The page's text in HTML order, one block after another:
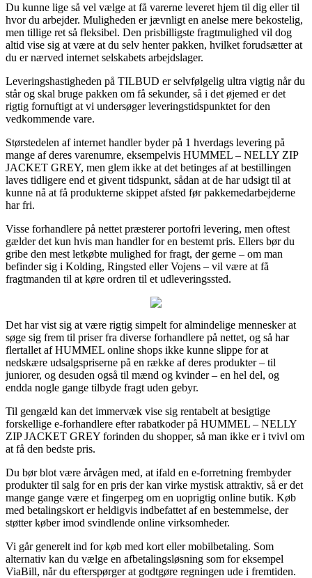
Du kunne lige så vel vælge at få varerne leveret hjem til dig eller til
hvor du arbejder. Muligheden er jævnligt en anelse mere bekostelig,
men tillige ret så fleksibel. Den prisbilligste fragtmulighed vil dog
altid vise sig at være at du selv henter pakken, hvilket forudsætter at
du er nærved internet selskabets arbejdslager.
Leveringshastigheden på TILBUD er selvfølgelig ultra vigtig når du
står og skal bruge pakken om få sekunder, så i det øjemed er det
rigtig fornuftigt at vi undersøger leveringstidspunktet for den
vedkommende vare.
Størstedelen af internet handler byder på 1 hverdags levering på
mange af deres varenumre, eksempelvis HUMMEL – NELLY ZIP
JACKET GREY, men glem ikke at det betinges af at bestillingen
laves tidligere end et givent tidspunkt, sådan at de har udsigt til at
kunne nå at få produkterne skippet afsted før pakkemedarbejderne
har fri.
Visse forhandlere på nettet præsterer portofri levering, men oftest
gælder det kun hvis man handler for en bestemt pris. Ellers bør du
gribe den mest letkøbte mulighed for fragt, der gerne – om man
befinder sig i Kolding, Ringsted eller Vojens – vil være at få
fragtmanden til at køre ordren til et udleveringssted.
Det har vist sig at være rigtig simpelt for almindelige mennesker at
søge sig frem til priser fra diverse forhandlere på nettet, og så har
flertallet af HUMMEL online shops ikke kunne slippe for at
nedskære udsalgspriserne på en række af deres produkter – til
juniorer, og desuden også til mænd og kvinder – en hel del, og
endda nogle gange tilbyde fragt uden gebyr.
Til gengæld kan det immervæk vise sig rentabelt at besigtige
forskellige e-forhandlere efter rabatkoder på HUMMEL – NELLY
ZIP JACKET GREY forinden du shopper, så man ikke er i tvivl om
at få den bedste pris.
Du bør blot være årvågen med, at ifald en e-forretning frembyder
produkter til salg for en pris der kan virke mystisk attraktiv, så er det
mange gange være et fingerpeg om en uoprigtig online butik. Køb
med betalingskort er heldigvis indbefattet af en bestemmelse, der
støtter køber imod svindlende online virksomheder.
Vi går generelt ind for køb med kort eller mobilbetaling. Som
alternativ kan du vælge en afbetalingsløsning som for eksempel
ViaBill, når du efterspørger at godtgøre regningen ude i fremtiden.